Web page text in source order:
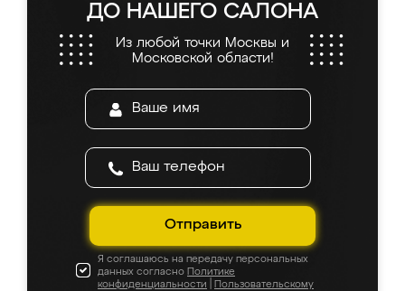
ДО НАШЕГО САЛОНА
Из любой точки Москвы и
Московской области!
Отправить
Я соглашаюсь на передачу персональных
данных согласно Политике
конфиденциальности
Пользовательскому